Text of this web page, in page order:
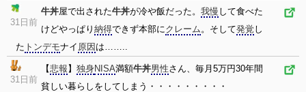
31日前
牛丼屋で出された牛丼が冷や飯だった。 我慢 して食べた
けどやっぱり 納得できず本部にクレーム。そして発覚 し
た トンデモナイ 原因 は……..
31日前
【悲報 】 独身NISA満額牛丼男性さん、毎月5万円30年間
貧しい暮らしをしてしまう・・・・・・・・・